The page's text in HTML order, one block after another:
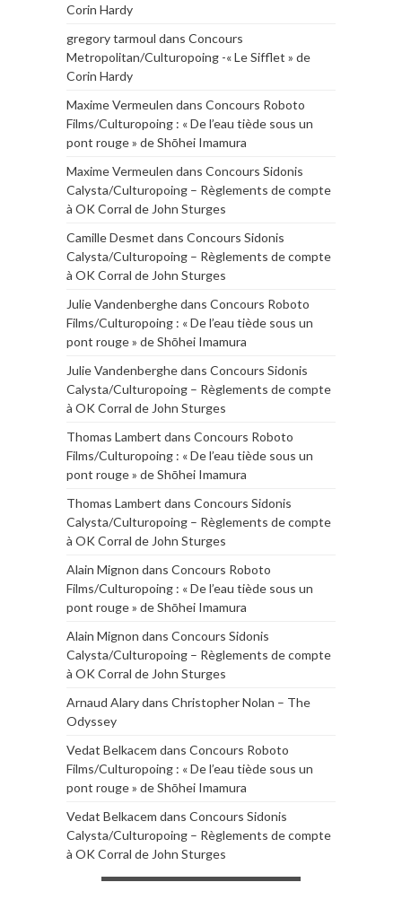
Corin Hardy
gregory tarmoul dans Concours
Metropolitan/Culturopoing -« Le Sifflet » de
Corin Hardy
Maxime Vermeulen dans Concours Roboto
Films/Culturopoing : « De l’eau tiède sous un
pont rouge » de Shōhei Imamura
Maxime Vermeulen dans Concours Sidonis
Calysta/Culturopoing – Règlements de compte
à OK Corral de John Sturges
Camille Desmet dans Concours Sidonis
Calysta/Culturopoing – Règlements de compte
à OK Corral de John Sturges
Julie Vandenberghedans Concours Roboto
Films/Culturopoing : « De l’eau tiède sous un
pont rouge » de Shōhei Imamura
Julie Vandenberghedans Concours Sidonis
Calysta/Culturopoing – Règlements de compte
à OK Corral de John Sturges
Thomas Lambert dans Concours Roboto
Films/Culturopoing : « De l’eau tiède sous un
pont rouge » de Shōhei Imamura
Thomas Lambert dans Concours Sidonis
Calysta/Culturopoing – Règlements de compte
à OK Corral de John Sturges
Alain Mignon dans Concours Roboto
Films/Culturopoing : « De l’eau tiède sous un
pont rouge » de Shōhei Imamura
Alain Mignon dans Concours Sidonis
Calysta/Culturopoing – Règlements de compte
à OK Corral de John Sturges
Arnaud Alarydans Christopher Nolan – The
Odyssey
Vedat Belkacem dans Concours Roboto
Films/Culturopoing : « De l’eau tiède sous un
pont rouge » de Shōhei Imamura
Vedat Belkacem dans Concours Sidonis
Calysta/Culturopoing – Règlements de compte
à OK Corral de John Sturges